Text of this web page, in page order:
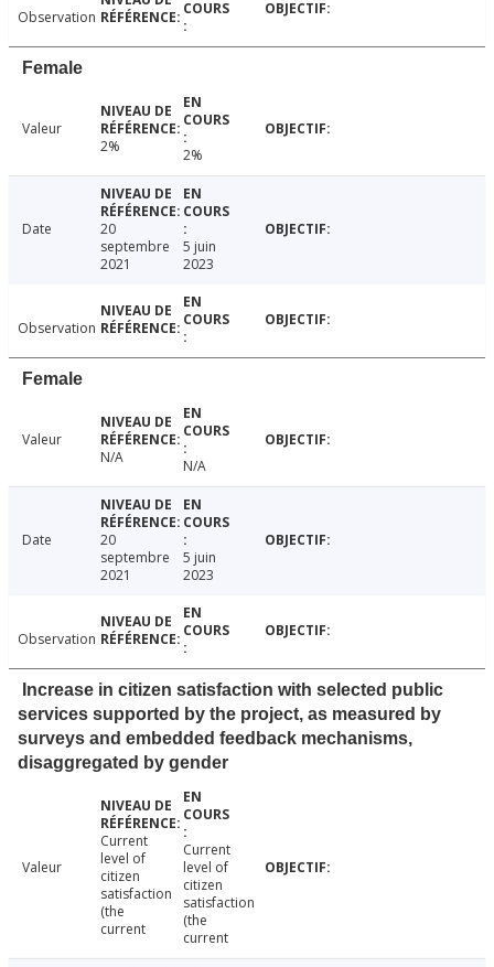
Observation
Female
Valeur
2%
2%
Date
20
septembre
2021
5 juin
2023
Observation
Female
Valeur
N/A
N/A
Date
20
septembre
2021
5 juin
2023
Observation
Increase in citizen satisfaction with selected public
services supported by the project, as measured by
surveys and embedded feedback mechanisms,
disaggregated by gender
Valeur
Current
level of
citizen
satisfaction
(the
current
Current
level of
citizen
satisfaction
(the
current